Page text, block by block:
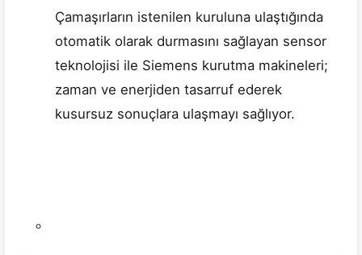
Çamaşırların istenilen kuruluna ulaştığında
otomatik olarak durmasını sağlayan sensor
teknolojisi ile Siemens kurutma makineleri;
zaman ve enerjiden tasarruf ederek
kusursuz sonuçlara ulaşmayı sağlıyor.